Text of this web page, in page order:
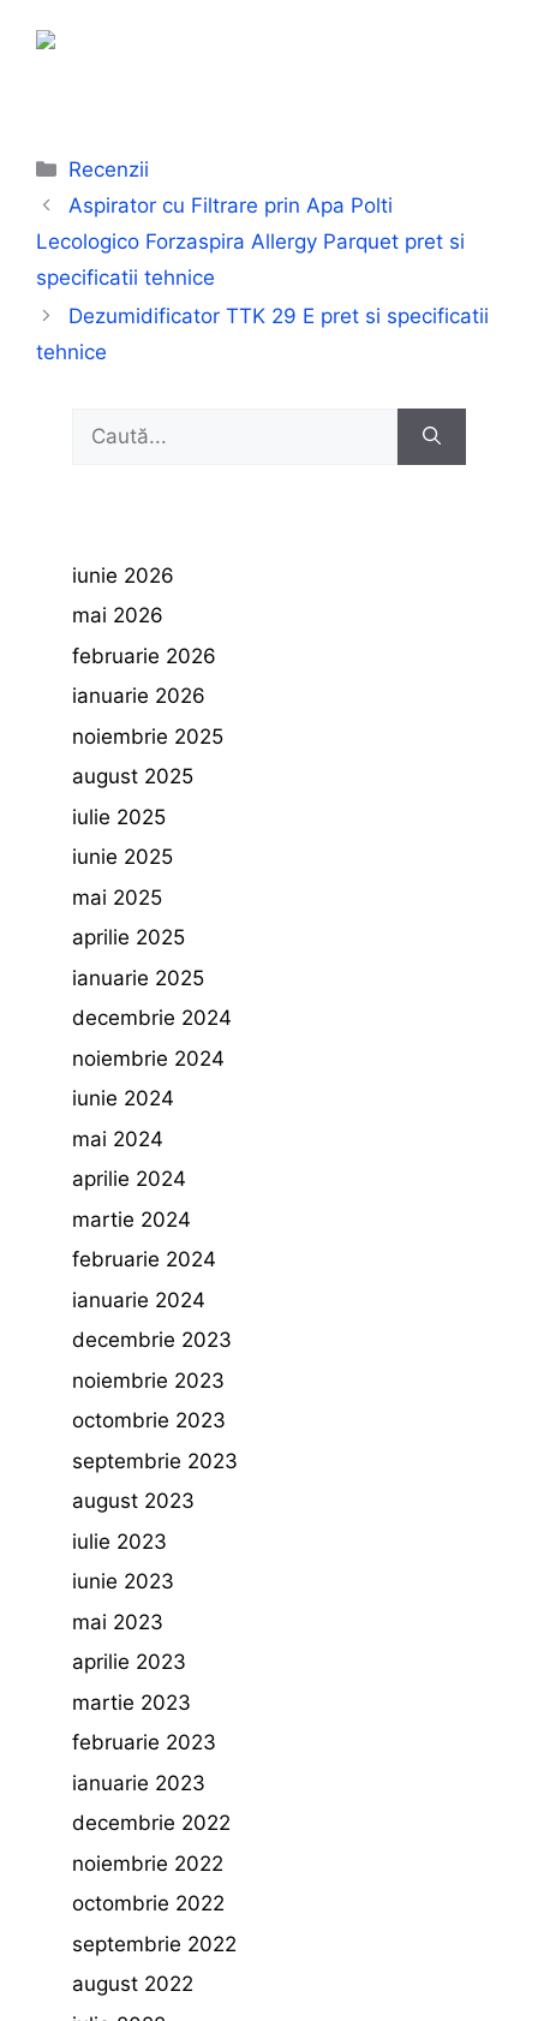
Categorii
Recenzii
Aspirator cu Filtrare prin Apa Polti
Lecologico Forzaspira Allergy Parquet pret si
specificatii tehnice
Dezumidificator TTK 29 E pret si specificatii
tehnice
după:
iunie 2026
mai 2026
februarie 2026
ianuarie 2026
noiembrie 2025
august 2025
iulie 2025
iunie 2025
mai 2025
aprilie 2025
ianuarie 2025
decembrie 2024
noiembrie 2024
iunie 2024
mai 2024
aprilie 2024
martie 2024
februarie 2024
ianuarie 2024
decembrie 2023
noiembrie 2023
octombrie 2023
septembrie 2023
august 2023
iulie 2023
iunie 2023
mai 2023
aprilie 2023
martie 2023
februarie 2023
ianuarie 2023
decembrie 2022
noiembrie 2022
octombrie 2022
septembrie 2022
august 2022